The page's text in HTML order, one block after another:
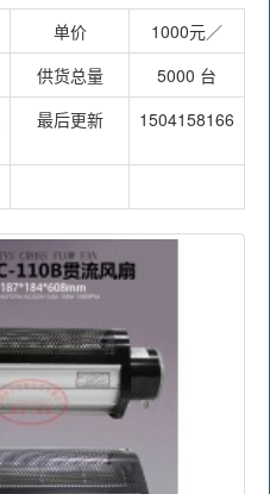
单价
1000元／
供货总量
5000 台
最后更新 1504158166